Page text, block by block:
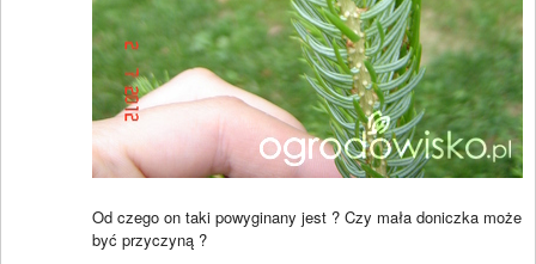
Od czego on taki powyginany jest ? Czy mała doniczka może
być przyczyną ?